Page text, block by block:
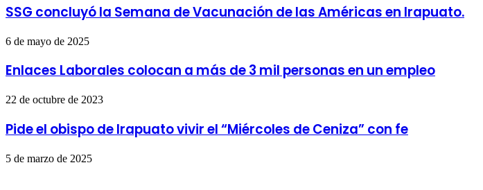
SSG concluyó la Semana de Vacunación de las Américas en Irapuato.
6 de mayo de 2025
Enlaces Laborales colocan a más de 3 mil personas en un empleo
22 de octubre de 2023
Pide el obispo de Irapuato vivir el “Miércoles de Ceniza” con fe
5 de marzo de 2025